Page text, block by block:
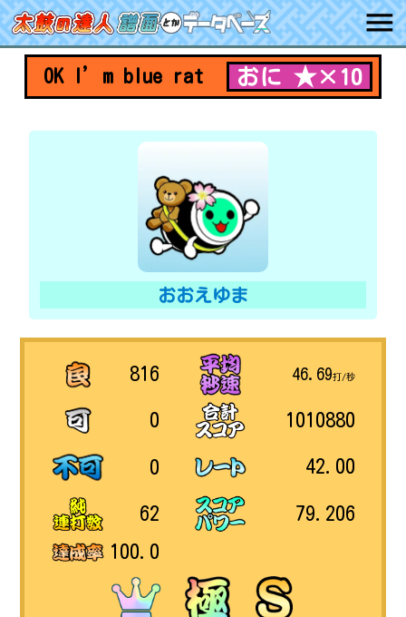
OK I’m blue rat おに ★×10
おおえゆま
816
0
0
62
100.0
46.69打/秒
1010880
42.00
79.206